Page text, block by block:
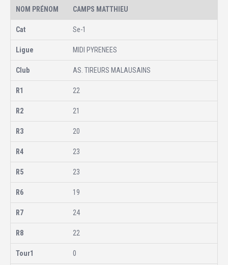
CAMPS MATTHIEU
Se-1
MIDI PYRENEES
AS. TIREURS MALAUSAINS
22
21
20
23
23
19
24
22
0